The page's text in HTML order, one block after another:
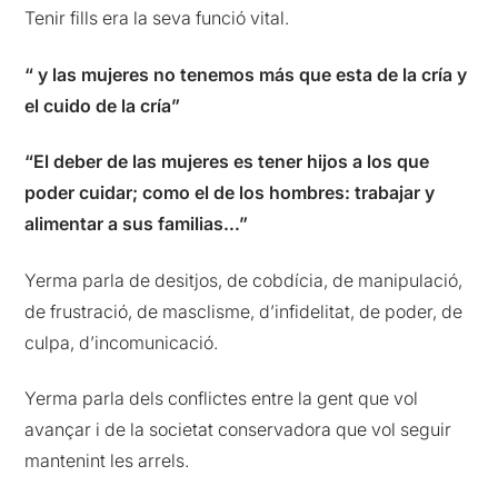
Tenir fills era la seva funció vital.
“ y las mujeres no tenemos más que esta de la cría y
el cuido de la cría”
“El deber de las mujeres es tener hijos a los que
poder cuidar; como el de los hombres: trabajar y
alimentar a sus familias…”
Yerma parla de desitjos, de cobdícia, de manipulació,
de frustració, de masclisme, d’infidelitat, de poder, de
culpa, d’incomunicació.
Yerma parla dels conflictes entre la gent que vol
avançar i de la societat conservadora que vol seguir
mantenint les arrels.